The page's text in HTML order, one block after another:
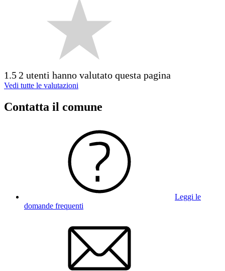
1.5 2 utenti hanno valutato questa pagina
Vedi tutte le valutazioni
Contatta il comune
Leggi le
domande frequenti